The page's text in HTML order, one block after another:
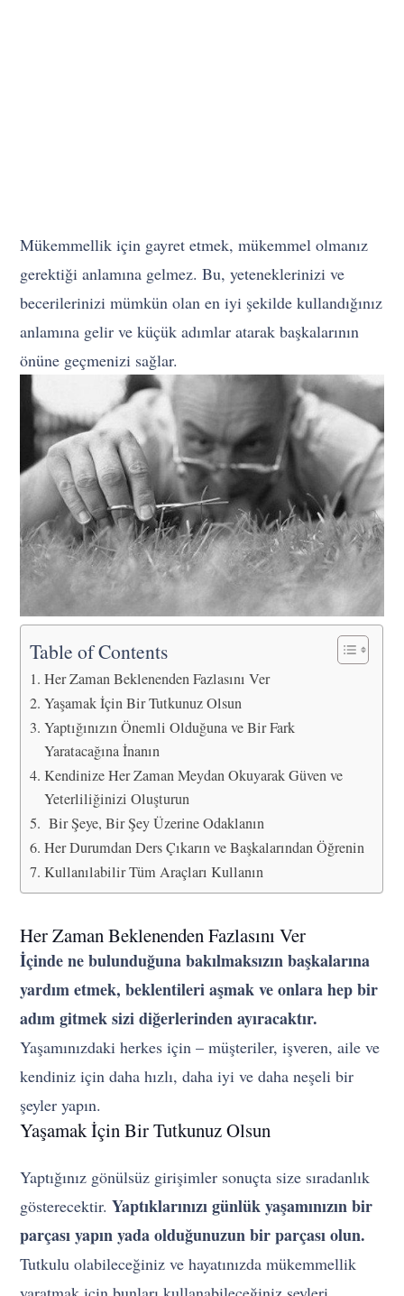
Mükemmellik için gayret etmek, mükemmel olmanız
gerektiği anlamına gelmez. Bu, yeteneklerinizi ve
becerilerinizi mümkün olan en iyi şekilde kullandığınız
anlamına gelir ve küçük adımlar atarak başkalarının
önüne geçmenizi sağlar.
Table of Contents
Her Zaman Beklenenden Fazlasını Ver
Yaşamak İçin Bir Tutkunuz Olsun
Yaptığınızın Önemli Olduğuna ve Bir Fark
Yaratacağına İnanın
Kendinize Her Zaman Meydan Okuyarak Güven ve
Yeterliliğinizi Oluşturun
Bir Şeye, Bir Şey Üzerine Odaklanın
Her Durumdan Ders Çıkarın ve Başkalarından Öğrenin
Kullanılabilir Tüm Araçları Kullanın
Her Zaman Beklenenden Fazlasını Ver
İçinde ne bulunduğuna bakılmaksızın başkalarına
yardım etmek, beklentileri aşmak ve onlara hep bir
adım gitmek sizi diğerlerinden ayıracaktır.
Yaşamınızdaki herkes için – müşteriler, işveren, aile ve
kendiniz için daha hızlı, daha iyi ve daha neşeli bir
şeyler yapın.
Yaşamak İçin Bir Tutkunuz Olsun
Yaptığınız gönülsüz girişimler sonuçta size sıradanlık
gösterecektir.Yaptıklarınızı günlük yaşamınızın bir
parçası yapın yada olduğunuzun bir parçası olun.
Tutkulu olabileceğiniz ve hayatınızda mükemmellik